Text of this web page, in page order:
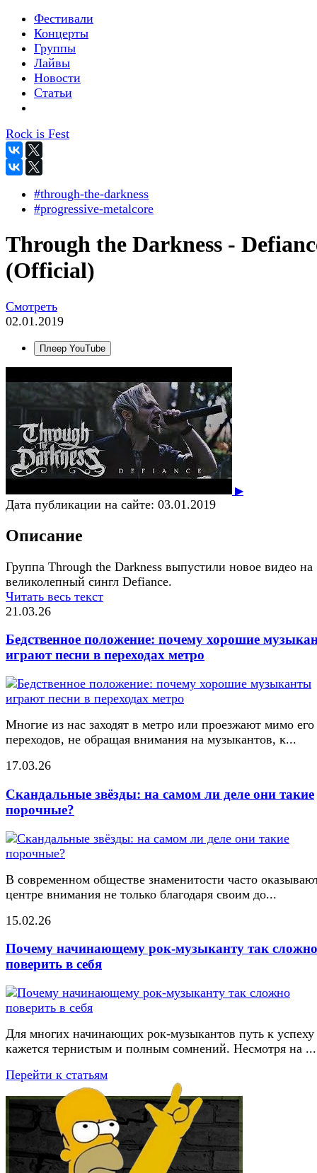
Фестивали
Концерты
Группы
Лайвы
Новости
Статьи
Rock is Fest
#through-the-darkness
#progressive-metalcore
Through the Darkness -
(Official)
Смотреть
02.01.2019
Плеер YouTube
▶
Дата публикации на сайте: 03.01.2019
Описание
Группа Through the Darkness выпустили новое видео на
великолепный сингл Defiance.
Читать весь текст
21.03.26
Бедственное положение: почему хорошие
играют песни в переходах метро
Многие из нас заходят в метро или проезжают мимо его
переходов, не обращая внимания на музыкантов, к...
17.03.26
Скандальные звёзды: на самом ли деле они такие
порочные?
В современном обществе знаменитости часто
центре внимания не только благодаря своим до...
15.02.26
Почему начинающему рок-музыканту так сложно
поверить в себя
Для многих начинающих рок-музыкантов путь к успеху
кажется тернистым и полным сомнений. Несмотря на ...
Перейти к статьям